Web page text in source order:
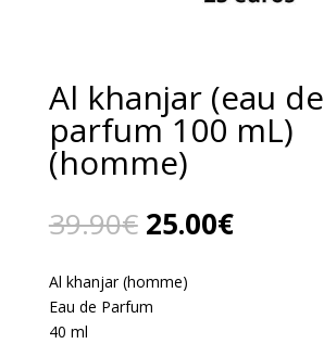
Al khanjar (eau de
parfum 100 mL)
(homme)
39.90€ Le
prix
initial
était :
39.90€.
25.00€Le
prix
Al khanjar (homme)
Eau de Parfum
40 ml